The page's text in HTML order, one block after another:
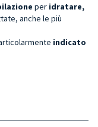
per idratare,
anche le più
indicato